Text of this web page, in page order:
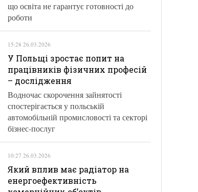
що освіта не гарантує готовності до
роботи
15:28 26.03.2026
У Польщі зростає попит на
працівників фізичних професій
– дослідження
Водночас скорочення зайнятості
спостерігається у польській
автомобільній промисловості та секторі
бізнес-послуг
10:27 26.03.2026
Який вплив має радіатор на
енергоефективність